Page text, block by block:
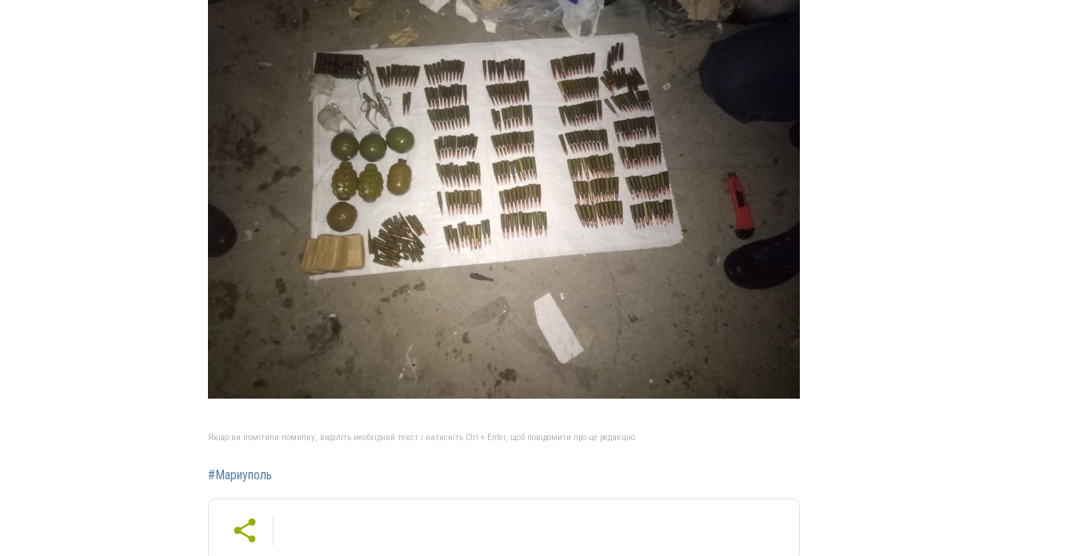
Якщо ви помітили помилку, виділіть необхідний текст і натисніть Ctrl + Enter, щоб повідомити про це редакцію
#Мариуполь